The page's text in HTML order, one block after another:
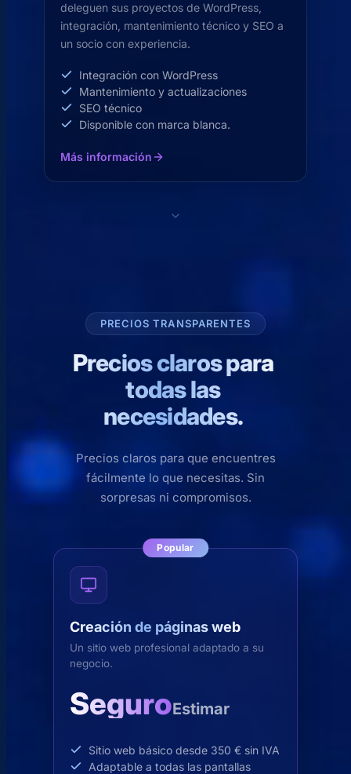
deleguen sus proyectos de WordPress,
integración, mantenimiento técnico y SEO a
un socio con experiencia.
Integración con WordPress
Mantenimiento y actualizaciones
SEO técnico
Disponible con marca blanca.
Más información
PRECIOS TRANSPARENTES
Precios claros para
todas las
necesidades.
Precios claros para que encuentres
fácilmente lo que necesitas. Sin
sorpresas ni compromisos.
Popular
Creación de páginas web
Un sitio web profesional adaptado a su
negocio.
SeguroEstimar
Sitio web básico desde 350 € sin IVA
Adaptable a todas las pantallas